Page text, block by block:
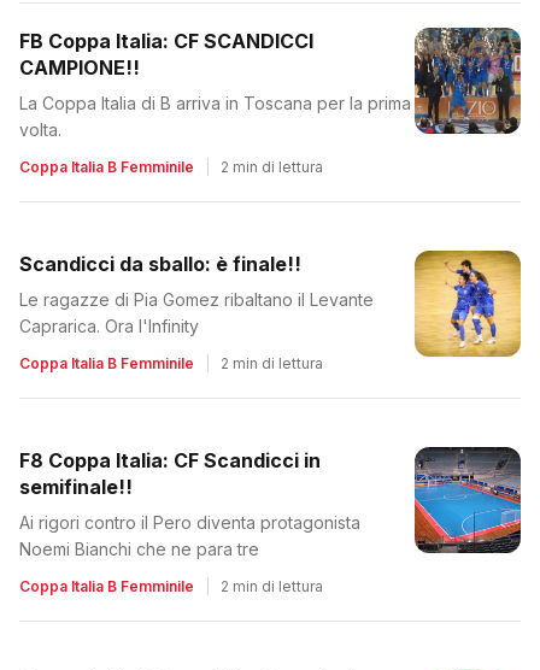
FB Coppa Italia: CF SCANDICCI
CAMPIONE!!
La Coppa Italia di B arriva in Toscana per la prima
volta.
Coppa Italia B Femminile 2 min di lettura
Scandicci da sballo: è finale!!
Le ragazze di Pia Gomez ribaltano il Levante
Caprarica. Ora l'Infinity
Coppa Italia B Femminile 2 min di lettura
F8 Coppa Italia: CF Scandicci in
semifinale!!
Ai rigori contro il Pero diventa protagonista
Noemi Bianchi che ne para tre
Coppa Italia B Femminile 2 min di lettura